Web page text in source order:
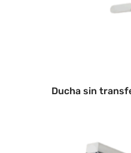
Ducha sin